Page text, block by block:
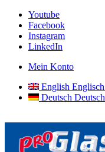
Youtube
Facebook
Instagram
LinkedIn
Mein Konto
English Englisch
Deutsch Deutsch